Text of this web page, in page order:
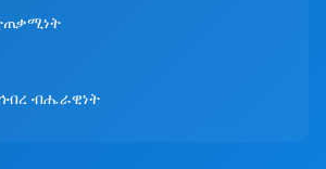
ኅብረ ብሔራዊነት